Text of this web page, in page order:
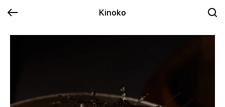
Kinoko